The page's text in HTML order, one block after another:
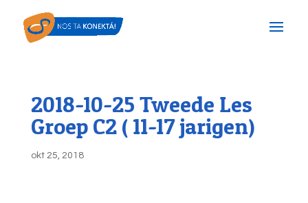
2018-10-25 Tweede Les
Groep C2 ( 11-17 jarigen)
okt 25, 2018